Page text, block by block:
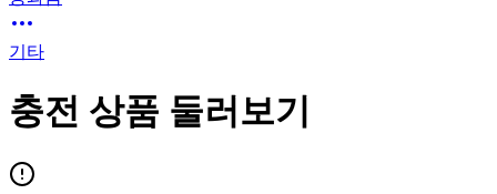
기타
충전 상품 둘러보기